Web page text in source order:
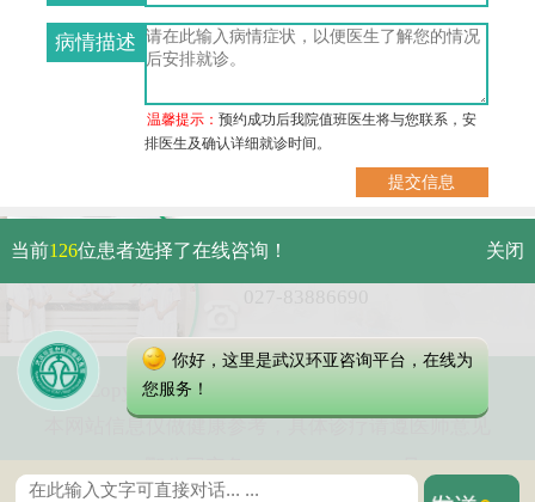
病情描述
温馨提示：预约成功后我院值班医生将与您联系，安
排医生及确认详细就诊时间。
武汉市硚口区解放大道479号
免费电话：
Copyright 2025 武汉环亚中医白癜风医院
本网站信息仅做健康参考，具体诊疗请遵医师意见
当前126位患者选择了在线咨询！ 关闭
你好，这里是武汉环亚咨询平台，在线为
您服务！